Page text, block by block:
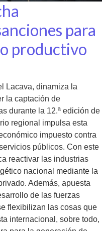
para
productivo
Lacava, dinamiza la
la captación de
durante la 12.ª edición de
regional impulsa esta
impuesto contra
públicos. Con este
reactivar las industrias
nacional mediante la
Además, apuesta
de las fuerzas
flexibilizan las cosas que
internacional, sobre todo,